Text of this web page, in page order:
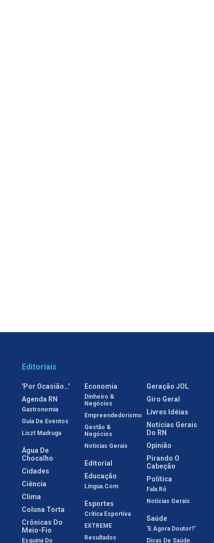
Editoriais
'Por Ocasião…'
Agenda RN
Gastronomia
Guia De Eventos
Liszt Madruga
Água De
Chocalho
Cidades
Ciência
Clima
Coluna Torta
Crônicas Do
Meio-Fio
Esquina Do
Economia
Dinheiro &
Negócios
Empreendedorismo
Gestão &
Negócios
Notícias Gerais
Editorial
Educação
Língua.com
Esportes
Crítica Esportiva
EXTREME
Resultados
Geração JOL
Giro Geral
Livres Idéias
Notícias Gerais
Do RN
Opinião
Pirando O
Cabeção
Política
Fala Rô
Notícias Gerais
Saúde
'E Agora Doutor?'
Dicas De Saúde